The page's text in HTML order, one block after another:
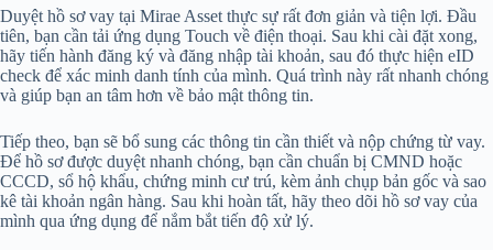
Duyệt hồ sơ vay tại Mirae Asset thực sự rất đơn giản và tiện lợi. Đầu
tiên, bạn cần tải ứng dụng Touch về điện thoại. Sau khi cài đặt xong,
hãy tiến hành đăng ký và đăng nhập tài khoản, sau đó thực hiện eID
check để xác minh danh tính của mình. Quá trình này rất nhanh chóng
và giúp bạn an tâm hơn về bảo mật thông tin.
Tiếp theo, bạn sẽ bổ sung các thông tin cần thiết và nộp chứng từ vay.
Để hồ sơ được duyệt nhanh chóng, bạn cần chuẩn bị CMND hoặc
CCCD, sổ hộ khẩu, chứng minh cư trú, kèm ảnh chụp bản gốc và sao
kê tài khoản ngân hàng. Sau khi hoàn tất, hãy theo dõi hồ sơ vay của
mình qua ứng dụng để nắm bắt tiến độ xử lý.